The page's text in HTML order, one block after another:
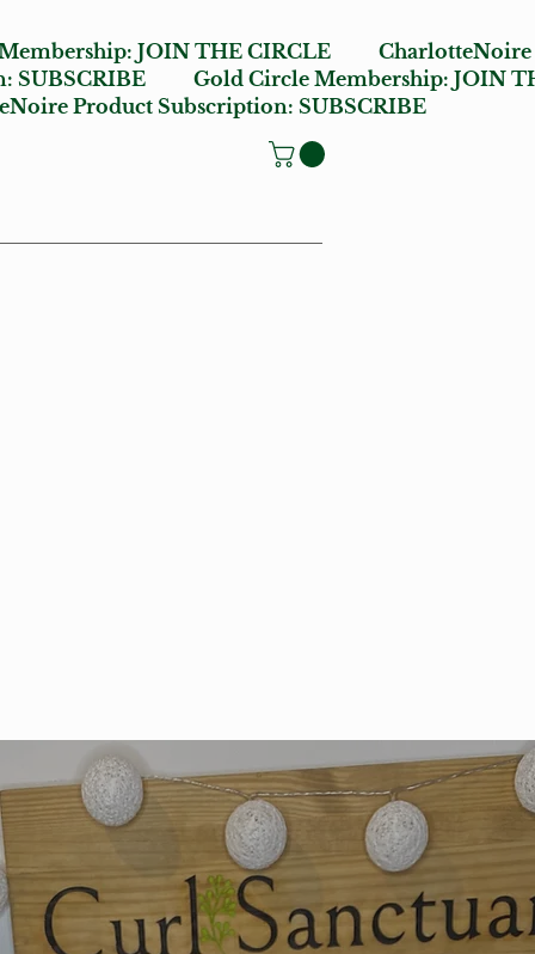
JOIN THE CIRCLE
SUBSCRIBE Gold Circle Membership:JOIN
Product Subscription:SUBSCRIBE